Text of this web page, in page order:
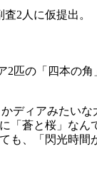
2人に仮提出。
匹の「四本の角
ディアみたいな
「蒼と桜」なん
も、「閃光時間